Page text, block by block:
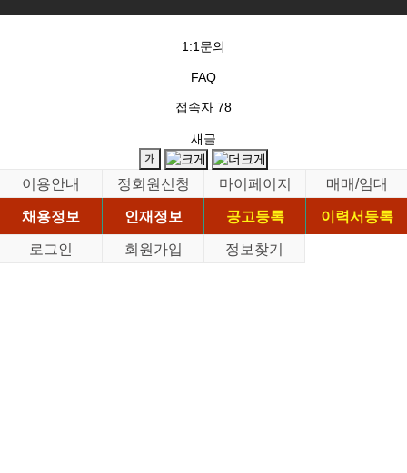
1:1문의
FAQ
접속자 78
새글
이용안내 정회원신청 마이페이지
매매/임대
채용정보
인재정보 공고등록
이력서등록
로그인
회원가입 정보찾기